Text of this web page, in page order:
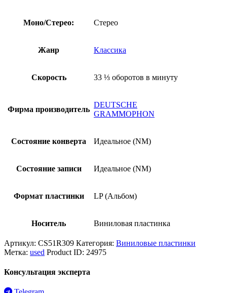
Моно/Стерео: Стерео
Жанр Классика
Скорость 33 ⅓ оборотов в минуту
Фирма производитель
DEUTSCHE
GRAMMOPHON
Состояние конверта Идеальное (NM)
Состояние записи Идеальное (NM)
Формат пластинки LP (Альбом)
Носитель Виниловая пластинка
Артикул: CS51R309 Категория: Виниловые пластинки
Метка: used Product ID: 24975
Консультация эксперта